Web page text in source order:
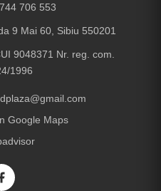
706 553
9 Mai 60, Sibiu 550201
9048371 Nr. reg. com.
1996
Google Maps